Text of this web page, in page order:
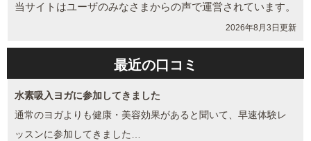
当サイトはユーザのみなさまからの声で運営されています。
2026年8月3日更新
最近の口コミ
水素吸入ヨガに参加してきました
通常のヨガよりも健康・美容効果があると聞いて、早速体験レ
ッスンに参加してきました…